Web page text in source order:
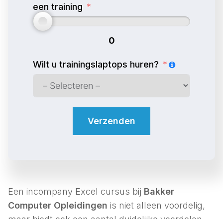
een training
0
Wilt u trainingslaptops huren?
Verzenden
Een incompany Excel cursus bij Bakker
Computer Opleidingen is niet alleen voordelig,